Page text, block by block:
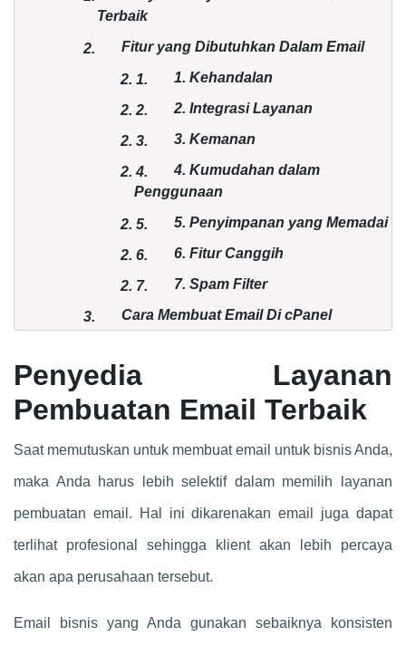
Terbaik
2. Fitur yang Dibutuhkan Dalam Email
2. 1. 1. Kehandalan
2. 2. 2. Integrasi Layanan
2. 3. 3. Kemanan
2.4.
4. Kumudahan dalam
Penggunaan
2. 5. 5. Penyimpanan yang Memadai
2. 6. 6. Fitur Canggih
2. 7. 7. Spam Filter
3. Cara Membuat Email Di cPanel
Penyedia Layanan
Pembuatan Email Terbaik
Saat memutuskan untuk membuat email untuk bisnis Anda,
maka Anda harus lebih selektif dalam memilih layanan
pembuatan email. Hal ini dikarenakan email juga dapat
terlihat profesional sehingga klient akan lebih percaya
akan apa perusahaan tersebut.
Email bisnis yang Anda gunakan sebaiknya konsisten